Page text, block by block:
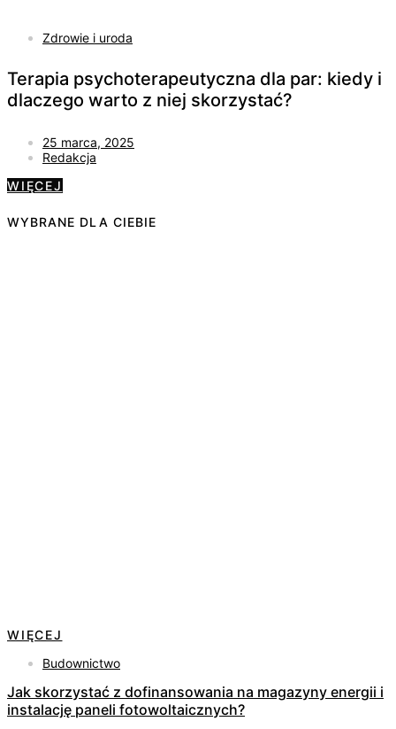
Zdrowie i uroda
Terapia psychoterapeutyczna dla par: kiedy i
dlaczego warto z niej skorzystać?
25 marca, 2025
Redakcja
WIĘCEJ
WYBRANE DLA CIEBIE
WIĘCEJ
Budownictwo
Jak skorzystać z dofinansowania na magazyny energii i
instalację paneli fotowoltaicznych?